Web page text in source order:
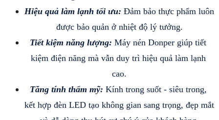
Hiệu quả làm lạnh tối ưu: Đảm bảo thực phẩm luôn
được bảo quản ở nhiệt độ lý tưởng.
Tiết kiệm năng lượng: Máy nén Donper giúp tiết
kiệm điện năng mà vẫn duy trì hiệu quả làm lạnh
cao.
Tăng tính thẩm mỹ: Kính trong suốt - siêu trong,
kết hợp đèn LED tạo không gian sang trọng, đẹp mắt